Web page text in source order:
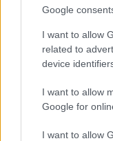
Google
I want to allow
related to
device
I want to allow
Google for
I want to allow